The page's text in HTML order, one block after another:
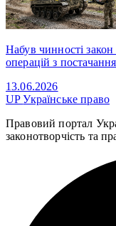
Набув чинності
операцій з
13.06.2026
UPУкраїнське право
Правовий портал
законотворчість та